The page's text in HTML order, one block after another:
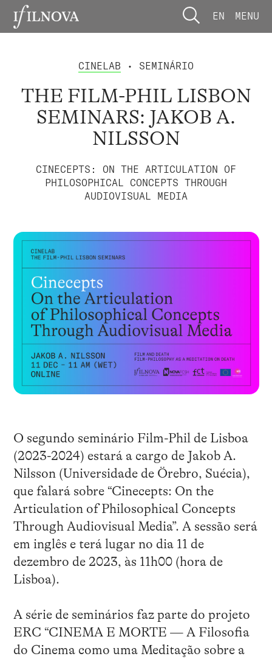
EN MENU
CINELAB • SEMINÁRIO
THE FILM-PHIL LISBON
SEMINARS: JAKOB A.
NILSSON
CINECEPTS: ON THE ARTICULATION OF
PHILOSOPHICAL CONCEPTS THROUGH
AUDIOVISUAL MEDIA
O segundo seminário Film-Phil de Lisboa
(2023-2024) estará a cargo de Jakob A.
Nilsson (Universidade de Örebro, Suécia),
que falará sobre “Cinecepts: On the
Articulation of Philosophical Concepts
Through Audiovisual Media”. A sessão será
em inglês e terá lugar no dia 11 de
dezembro de 2023, às 11h00 (hora de
Lisboa).
A série de seminários faz parte do projeto
ERC “CINEMA E MORTE — A Filosofia
do Cinema como uma Meditação sobre a